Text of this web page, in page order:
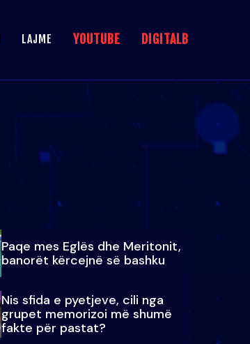
LAJME YOUTUBE DIGITALB
Paqe mes Eglës dhe Meritonit,
banorët kërcejnë së bashku
Nis sfida e pyetjeve, cili nga
grupet memorizoi më shumë
fakte për pastat?